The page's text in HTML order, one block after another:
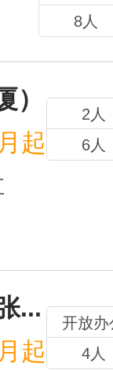
8人
起
2人
6人
...
起
开放办
4人